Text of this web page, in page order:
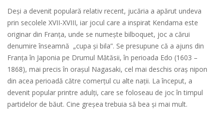
Deși a devenit populară relativ recent, jucăria a apărut undeva
prin secolele XVII-XVIII, iar jocul care a inspirat Kendama este
originar din Franța, unde se numește bilboquet, joc a cărui
denumire înseamnă „cupa și bila”. Se presupune că a ajuns din
Franța în Japonia pe Drumul Mătăsii, în perioada Edo (1603 –
1868), mai precis în orașul Nagasaki, cel mai deschis oraș nipon
din acea perioadă către comerțul cu alte nații. La început, a
devenit popular printre adulți, care se foloseau de joc în timpul
partidelor de băut. Cine greșea trebuia să bea și mai mult.